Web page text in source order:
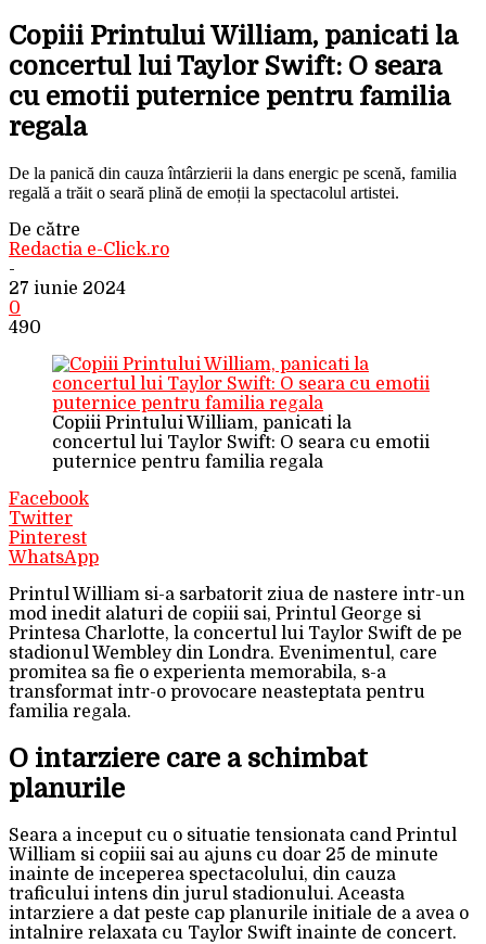
Copiii Printului William, panicati la
concertul lui Taylor Swift: O seara
cu emotii puternice pentru familia
regala
De la panică din cauza întârzierii la dans energic pe scenă, familia
regală a trăit o seară plină de emoții la spectacolul artistei.
De către
Redactia e-Click.ro
-
27 iunie 2024
0
490
Copiii Printului William, panicati la
concertul lui Taylor Swift: O seara cu emotii
puternice pentru familia regala
Facebook
Twitter
Pinterest
WhatsApp
Printul William si-a sarbatorit ziua de nastere intr-un
mod inedit alaturi de copiii sai, Printul George si
Printesa Charlotte, la concertul lui Taylor Swift de pe
stadionul Wembley din Londra. Evenimentul, care
promitea sa fie o experienta memorabila, s-a
transformat intr-o provocare neasteptata pentru
familia regala.
O intarziere care a schimbat
planurile
Seara a inceput cu o situatie tensionata cand Printul
William si copiii sai au ajuns cu doar 25 de minute
inainte de inceperea spectacolului, din cauza
traficului intens din jurul stadionului. Aceasta
intarziere a dat peste cap planurile initiale de a avea o
intalnire relaxata cu Taylor Swift inainte de concert.